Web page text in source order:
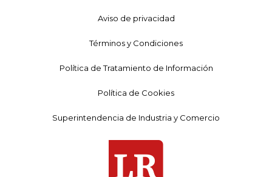
Aviso de privacidad
Términos y Condiciones
Política de Tratamiento de Información
Política de Cookies
Superintendencia de Industria y Comercio